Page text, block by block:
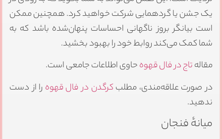
یک جشن یا گردهمایی شرکت خواهید کرد. همچنین ممکن
است بیانگر بروز ناگهانی احساسات پنهان‌شده باشد که به
شما کمک می‌کند روابط خود را بهبود بخشید.
مقالهتاج در فال قهوهحاوی اطلاعات جامعی است.
در صورت علاقه‌مندی، مطلبکرگدن در فال قهوهرا از دست
ندهید.
میانهٔ فنجان